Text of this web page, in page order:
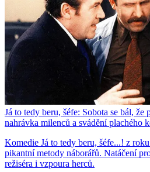
Já to tedy beru, šéfe: Sobota se bál,
nahrávka milenců a svádění plachého
Komedie Já to tedy beru, šéfe...! z
pikantní metody náborářů. Natáčení
režiséra i vzpoura herců.